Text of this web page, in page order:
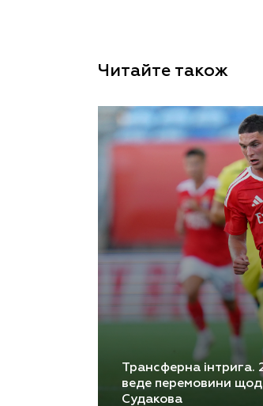
Читайте також
Трансферна інтрига.
веде перемовини
Судакова